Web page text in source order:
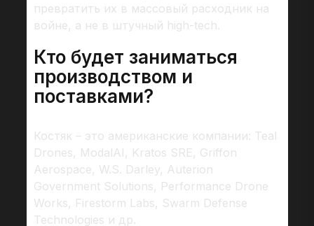
превратить их в массовый расходник на
войне, а не в штучный high-tech.
Кто будет заниматься
производством и
поставками?
Костяк – это американские компании: Teal
Drones, ModalAI, Kratos SRE, Griffon
Aerospace, W.S. Darley, Auterion
Government Solutions, Performance Drone
Works, Firestorm Labs, Swarm Defense
Technologies и др.